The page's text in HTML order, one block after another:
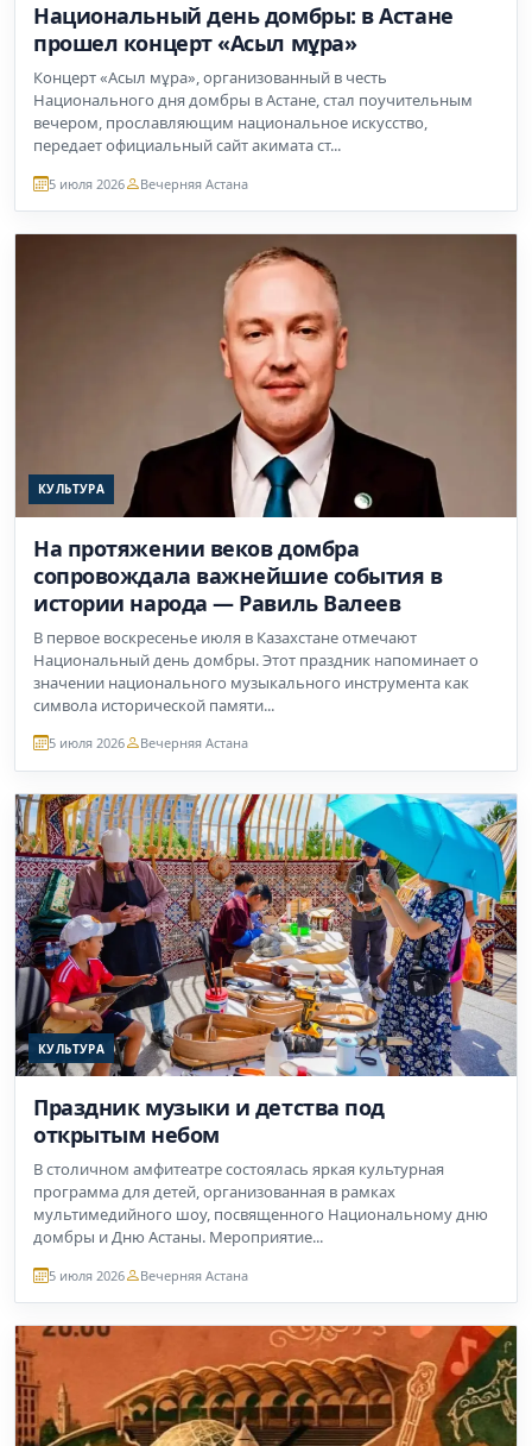
Национальный день домбры: в Астане
прошел концерт «Асыл мұра»
Концерт «Асыл мұра», организованный в честь
Национального дня домбры в Астане, стал поучительным
вечером, прославляющим национальное искусство,
передает официальный сайт акимата ст...
5 июля 2026 Вечерняя Астана
КУЛЬТУРА
На протяжении веков домбра
сопровождала важнейшие события в
истории народа — Равиль Валеев
В первое воскресенье июля в Казахстане отмечают
Национальный день домбры. Этот праздник напоминает о
значении национального музыкального инструмента как
символа исторической памяти...
5 июля 2026 Вечерняя Астана
КУЛЬТУРА
Праздник музыки и детства под
открытым небом
В столичном амфитеатре состоялась яркая культурная
программа для детей, организованная в рамках
мультимедийного шоу, посвященного Национальному дню
домбры и Дню Астаны. Мероприятие...
5 июля 2026 Вечерняя Астана